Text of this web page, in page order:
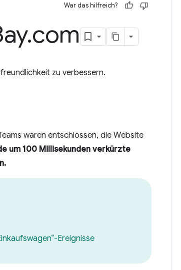
War das hilfreich?
.com
zu verbessern.
waren entschlossen, die Website
um 100 Millisekunden verkürzte
Ereignisse